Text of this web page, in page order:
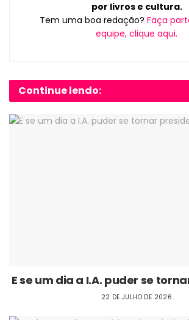
por livros e cultura.
Tem uma boa redação? Faça
equipe, clique aqui.
Continue lendo:
E se um dia a I.A. puder se
22 DE JULHO DE 2026